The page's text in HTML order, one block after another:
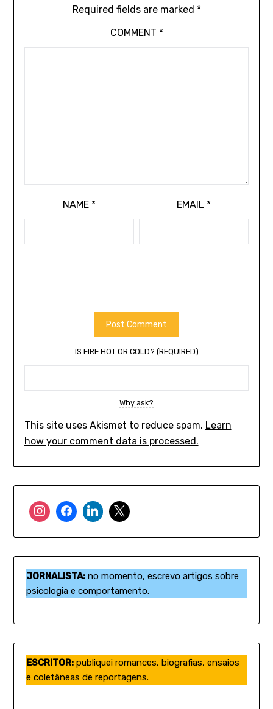
Required fields are marked *
COMMENT *
NAME * EMAIL *
IS FIRE HOT OR COLD? (REQUIRED)
Why ask?
This site uses Akismet to reduce spam. Learn
how your comment data is processed.
JORNALISTA: no momento, escrevo artigos sobre
psicologia e comportamento.
ESCRITOR: publiquei romances, biografias, ensaios
e coletâneas de reportagens.